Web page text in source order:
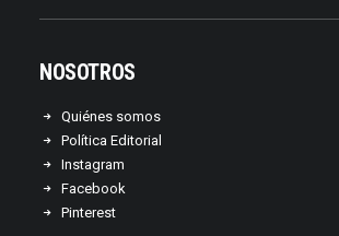
NOSOTROS
Quiénes somos
Política Editorial
Instagram
Facebook
Pinterest